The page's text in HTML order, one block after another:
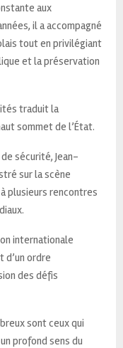
aux
il a accompagné
tout en privilégiant
et la préservation
traduit la
sommet de l’État.
sécurité, Jean-
sur la scène
plusieurs rencontres
internationale
d’un ordre
des défis
sont ceux qui
profond sens du